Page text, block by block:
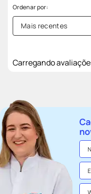
Mais recentes
Carregando